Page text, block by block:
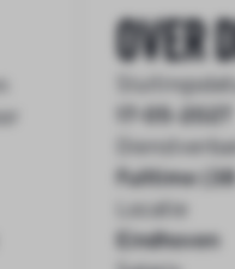
Over
17-05-2027
Fulltime
Locatie
Eindhoven